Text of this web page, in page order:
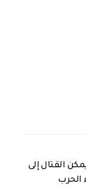
القتال إلى
الحرب